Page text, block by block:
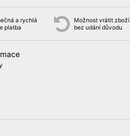
a rychlá
platba
Možnost vrátit zboží
bez udání důvodu